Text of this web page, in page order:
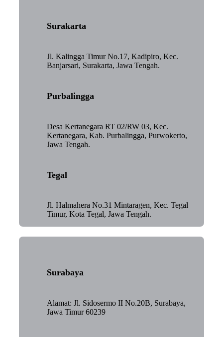
Surakarta
Jl. Kalingga Timur No.17, Kadipiro, Kec.
Banjarsari, Surakarta, Jawa Tengah.
Purbalingga
Desa Kertanegara RT 02/RW 03, Kec.
Kertanegara, Kab. Purbalingga, Purwokerto,
Jawa Tengah.
Tegal
Jl. Halmahera No.31 Mintaragen, Kec. Tegal
Timur, Kota Tegal, Jawa Tengah.
Surabaya
Alamat: Jl. Sidosermo II No.20B, Surabaya,
Jawa Timur 60239